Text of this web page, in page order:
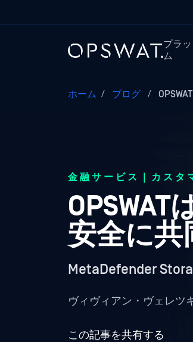
プラ
ム
ホーム / ブログ /
金融サービス｜カスタ
安全に共
MetaDefender
ヴィヴィアン・ヴェレツ
この記事を共有する